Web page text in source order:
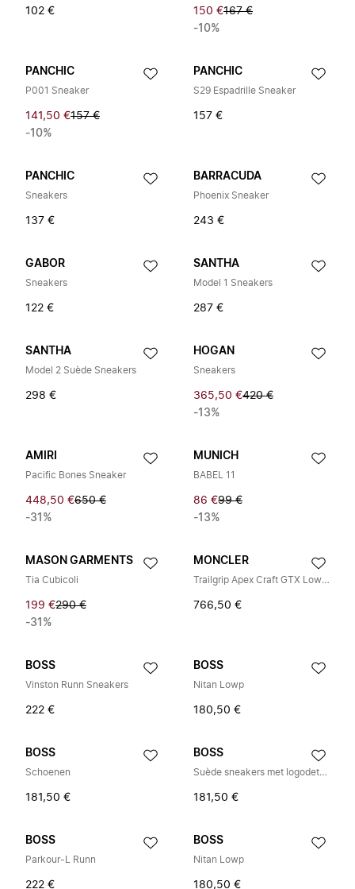
102 € 150 €167 €
-10%
PANCHIC
P001 Sneaker
141,50 €157 €
-10%
PANCHIC
S29 Espadrille Sneaker
157 €
PANCHIC
Sneakers
137 €
BARRACUDA
Phoenix Sneaker
243 €
GABOR
Sneakers
122 €
SANTHA
Model 1 Sneakers
287 €
SANTHA
Model 2 Suède Sneakers
298 €
HOGAN
Sneakers
365,50 €420 €
-13%
AMIRI
Pacific Bones Sneaker
448,50 €650 €
-31%
MUNICH
BABEL 11
86 €99 €
-13%
MASON GARMENTS
Tia Cubicoli
199 €290 €
-31%
MONCLER
Trailgrip Apex Craft GTX Low Top
766,50 €
BOSS
Vinston Runn Sneakers
222 €
BOSS
Nitan Lowp
180,50 €
BOSS
Schoenen
181,50 €
BOSS
Suède sneakers met logodetails
181,50 €
BOSS
Parkour-L Runn
222 €
BOSS
Nitan Lowp
180,50 €